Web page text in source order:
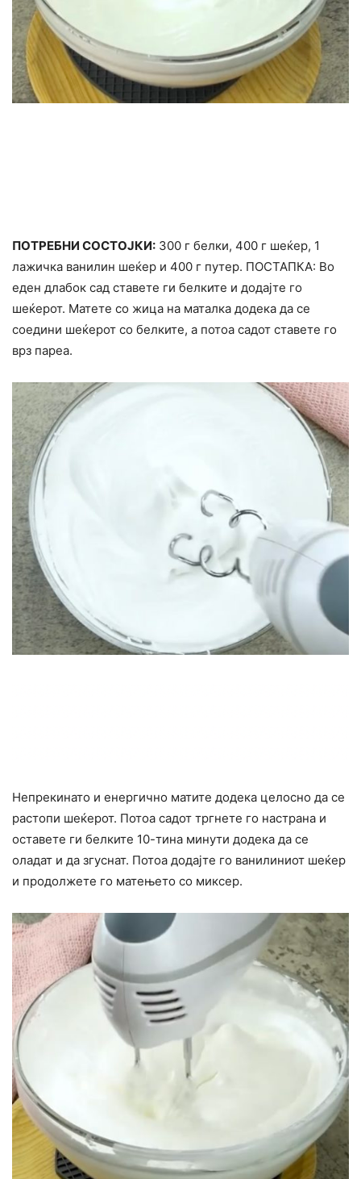
ПОТРЕБНИ СОСТОЈКИ: 300 г белки, 400 г шеќер, 1
лажичка ванилин шеќер и 400 г путер. ПОСТАПКА: Во
еден длабок сад ставете ги белките и додајте го
шеќерот. Матете со жица на маталка додека да се
соедини шеќерот со белките, а потоа садот ставете го
врз пареа.
Непрекинато и енергично матите додека целосно да се
растопи шеќерот. Потоа садот тргнете го настрана и
оставете ги белките 10-тина минути додека да се
оладат и да згуснат. Потоа додајте го ванилиниот шеќер
и продолжете го матењето со миксер.